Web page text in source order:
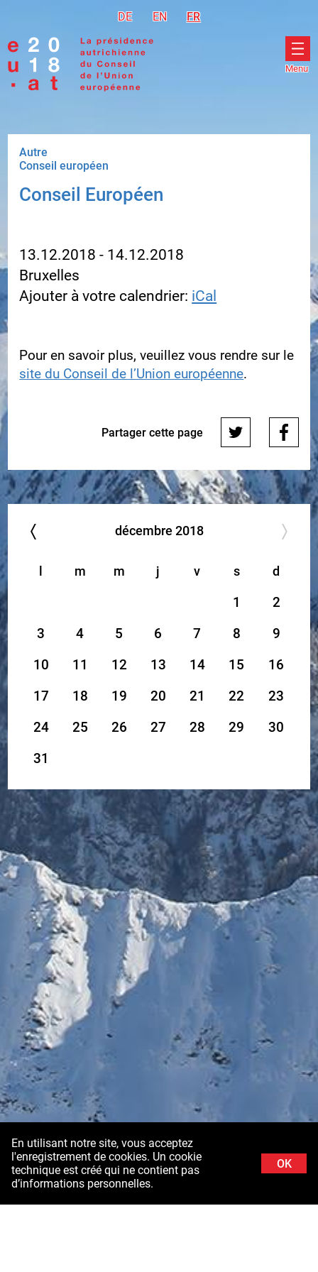
En utilisant notre site, vous acceptez
l'enregistrement de cookies. Un cookie
technique est créé qui ne contient pas
d’informations personnelles.
OK
Accéder à la navigation
Accéder au contenu
DEDeutsch
EN English
FRFrançais
Menu
Autre
Conseil européen
Conseil Européen
13.12.2018 - 14.12.2018
Bruxelles
Ajouter à votre calendrier: iCal
Pour en savoir plus, veuillez vous rendre sur le
site du Conseil de l’Union européenne.
Partager cette page
décembre 2018
m m j v s d
1
2
3
4 5 6 7 8
9
10
11 12 13 14 15
16
17
18 19 20 21 22
23
24
25 26 27 28 29
30
31